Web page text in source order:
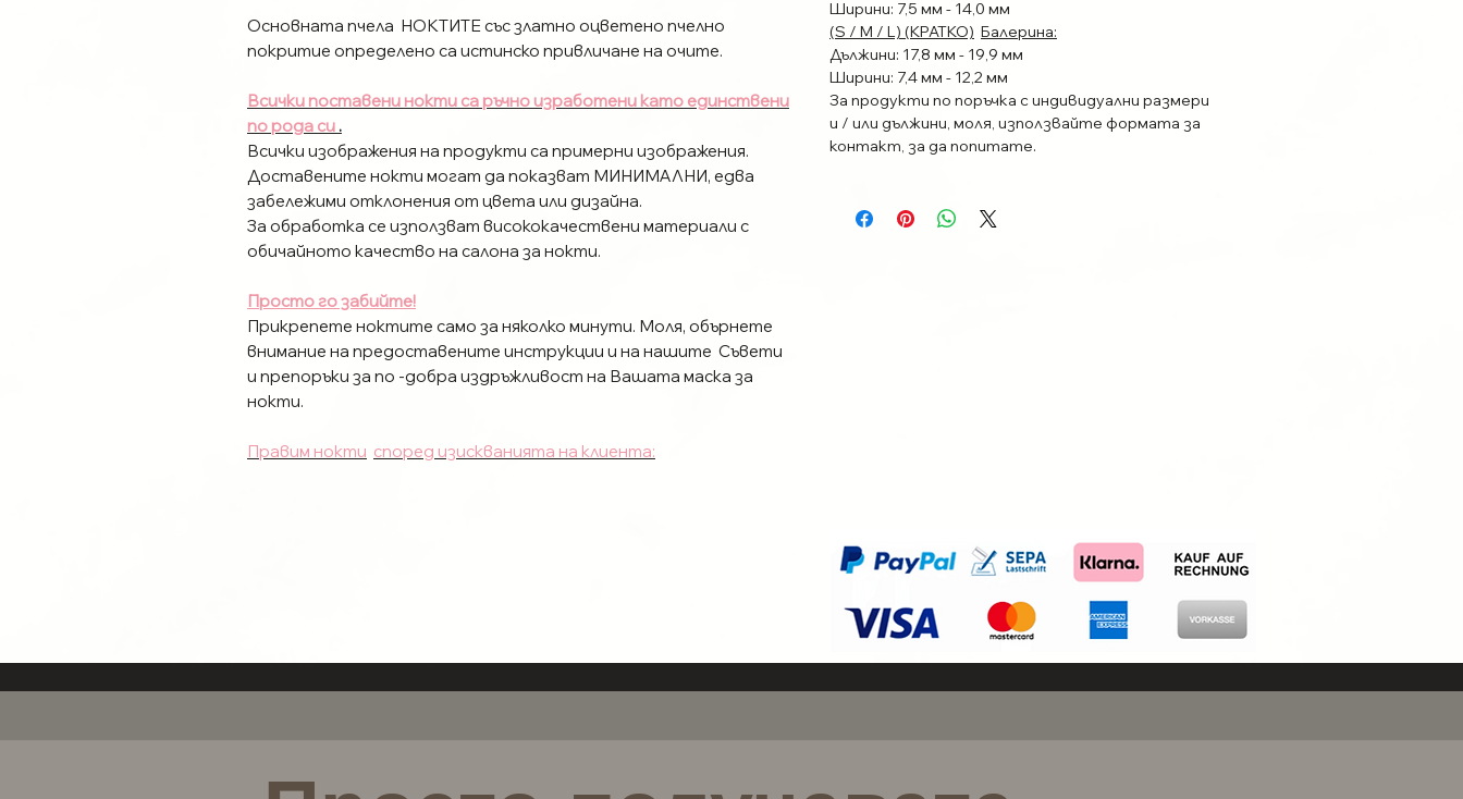
Основната пчела НОКТИТЕ със златно оцветено пчелно
покритие определено са истинско привличане на очите.
Всички поставени нокти са ръчно изработени като единствени
по рода си .
Всички изображения на продукти са примерни изображения.
Доставените нокти могат да показват МИНИМАЛНИ, едва
забележими отклонения от цвета или дизайна.
За обработка се използват висококачествени материали с
обичайното качество на салона за нокти.
Просто го забийте!
Прикрепете ноктите само за няколко минути. Моля, обърнете
внимание на предоставените инструкции и на нашите Съвети
и препоръки за по -добра издръжливост на Вашата маска за
нокти.
Правим нокти според изискванията на клиента:
Не сте сигурни кой размер е подходящ за вас? и таблицата с
Ширини: 7,5 мм - 14,0 мм
(S / M / L) (КРАТКО) Балерина:
Дължини: 17,8 мм - 19,9 мм
Ширини: 7,4 мм - 12,2 мм
За продукти по поръчка с индивидуални размери
и / или дължини, моля, използвайте формата за
контакт, за да попитате.